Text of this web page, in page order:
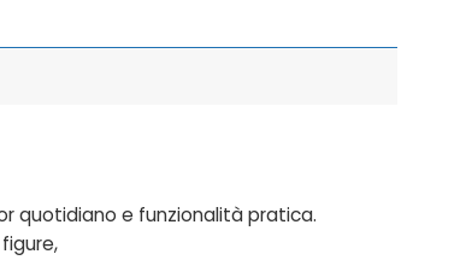
quotidiano e funzionalità pratica.
,